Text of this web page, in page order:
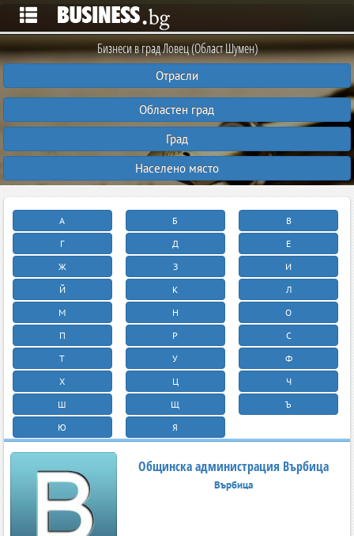
Бизнеси в град Ловец (Област Шумен)
Отрасли
Областен град
Град
Населено място
А Б
В
Г
Д
Е
Ж
З
И
Й
К
Л
М
Н
О
П
Р
С
Т
У
Ф
Х
Ц
Ч
Ш
Щ
Ъ
Ю
Я
Общинска администрация Върбица
Върбица